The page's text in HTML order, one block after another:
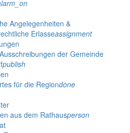
Angelegenheiten &
Erlasseassignment
der Gemeinde
publish
für die Regiondone
aus dem Rathausperson